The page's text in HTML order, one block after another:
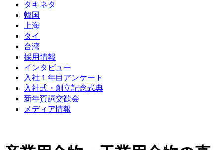
タキネタ
韓国
上海
タイ
台湾
採用情報
インタビュー
入社１年目アンケート
入社式・創立記念式典
新年賀詞交歓会
メディア情報